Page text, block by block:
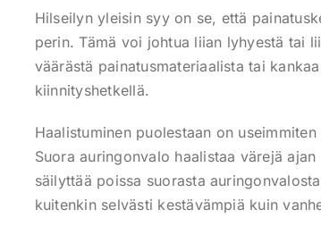
Hilseilyn yleisin syy on se, että
perin. Tämä voi johtua liian lyhyestä tai
väärästä painatusmateriaalista tai
kiinnityshetkellä.
Haalistuminen puolestaan on
Suora auringonvalo haalistaa värejä
säilyttää poissa suorasta
kuitenkin selvästi kestävämpiä kuin